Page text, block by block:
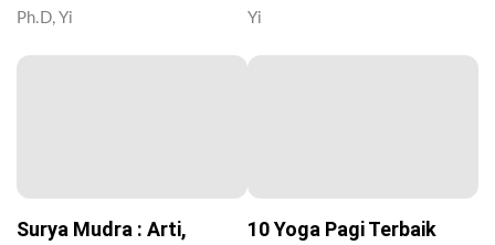
Ph.D, Yi
Yi
Surya Mudra : Arti,
10 Yoga Pagi Terbaik